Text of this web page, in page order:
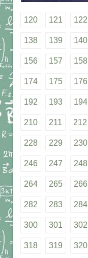
120 121 122
138 139 140
156 157 158
174 175 176
192 193 194
210 211 212
228 229 230
246 247 248
264 265 266
282 283 284
300 301 302
318 319 320